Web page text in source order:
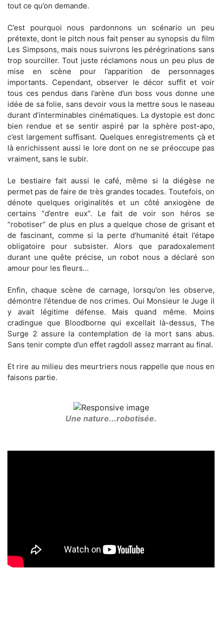
tout ce qu’on demande.
C’est pourquoi nous pardonnons un scénario un peu
prétexte, dont le pitch nous fait penser au synopsis du film
Les Simpsons, mais nous suivrons les pérégrinations sans
trop sourciller. Tout juste réclamons nous un peu plus de
mise en scène pour l’apparition de personnages
importants. Cependant, observer le décor suffit et voir
tous ces pendus dans l’arène d’un boss vous donne une
idée de sa folie, sans devoir vous la mettre sous le naseau
durant d’interminables cinématiques. La dystopie est donc
bien rendue et se sentir aspiré par la sphère post-apo,
c’est largement suffisant. Quelques enregistrements çà et
là enrichissent aussi le lore dont on ne se préoccupe pas
vraiment, sans le subir.
Le bestiaire fait aussi le café, même si la diégèse ne
permet pas de faire de très grandes tocades. Toutefois, on
dénote quelques originalités et un côté anxiogène de
certains “d’entre eux”. Le fait de voir son héros se
“robotiser” de plus en plus a quelque chose de grisant et
de fascinant, comme si la perte d’humanité était l’étape
obligatoire pour subsister. Alors que paradoxalement
durant une quête précise, un robot nous a déclaré son
amour pour les fleurs…
Enfin, chaque scène de carnage, lorsqu’on les observe,
démontre l’étendue de nos crimes. Oui Monsieur le Juge il
y avait légitime défense. Mais quand même. Moins
cradingue que Bloodborne qui excellait là-dessus, The
Surge 2 assure la contemplation de la mort sans abus.
Sans tenir compte d’un effet ragdoll assez marrant au final.
Et rire au milieu des meurtriers nous rappelle que nous en
faisons partie.
Une nature...robotisée.